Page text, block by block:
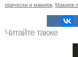
прически и макияж Макияж
Читайте также